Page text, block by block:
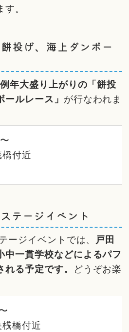
。
投げ、海上ダンボー
例年大盛り上がりの「餅投
ルレース」 が行なわれま
橋付近
テージイベント
ージイベントでは、 戸田
中一貫学校などによるパフ
る予定です。
どうぞお楽
橋付近